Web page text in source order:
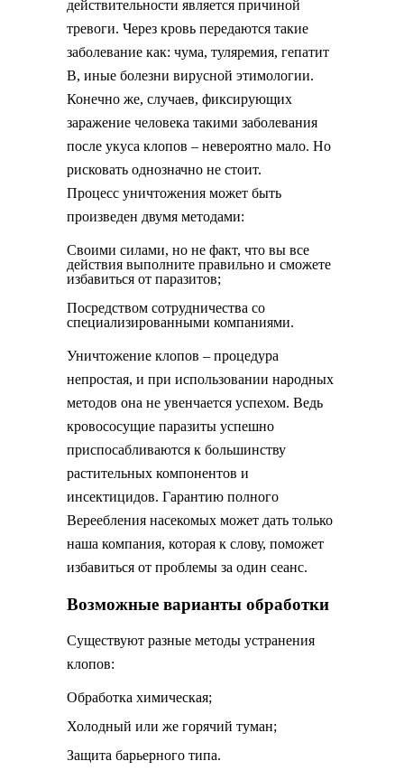
действительности является причиной
тревоги. Через кровь передаются такие
заболевание как: чума, туляремия, гепатит
В, иные болезни вирусной этимологии.
Конечно же, случаев, фиксирующих
заражение человека такими заболевания
после укуса клопов – невероятно мало. Но
рисковать однозначно не стоит.
Процесс уничтожения может быть
произведен двумя методами:
Своими силами, но не факт, что вы все
действия выполните правильно и сможете
избавиться от паразитов;
Посредством сотрудничества со
специализированными компаниями.
Уничтожение клопов – процедура
непростая, и при использовании народных
методов она не увенчается успехом. Ведь
кровососущие паразиты успешно
приспосабливаются к большинству
растительных компонентов и
инсектицидов. Гарантию полного
Вереебления насекомых может дать только
наша компания, которая к слову, поможет
избавиться от проблемы за один сеанс.
Возможные варианты обработки
Существуют разные методы устранения
клопов:
Обработка химическая;
Холодный или же горячий туман;
Защита барьерного типа.